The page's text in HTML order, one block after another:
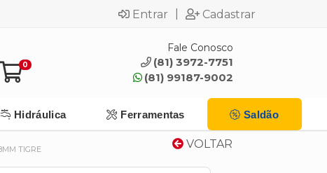
Entrar Cadastrar
0
Fale Conosco
(81) 3972-7751
(81) 99187-9002
Hidráulica Ferramentas Saldão
VOLTAR
TIGRE